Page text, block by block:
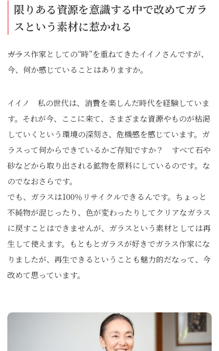
限りある資源を意識する中で改めてガラ
スという素材に惹かれる
――ガラス作家としての“時”を重ねてきたイイノさんですが、
今、何か感じていることはありますか。
イイノ 私の世代は、消費を楽しんだ時代を経験していま
す。それが今、ここに来て、さまざまな資源やものが枯渇
していくという環境の深刻さ、危機感を感じています。ガ
ラスって何からできているかご存知ですか？ すべて石や
砂などから取り出される鉱物を原料にしているのです。な
のでなおさらです。
でも、ガラスは100％リサイクルできるんです。ちょっと
不純物が混じったり、色が変わったりしてクリアなガラス
に戻すことはできませんが、ガラスという素材としては再
生して使えます。もともとガラスが好きでガラス作家にな
りましたが、再生できるということも魅力的だなって、今
改めて思っています。